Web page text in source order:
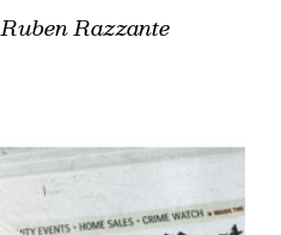
Ruben Razzante